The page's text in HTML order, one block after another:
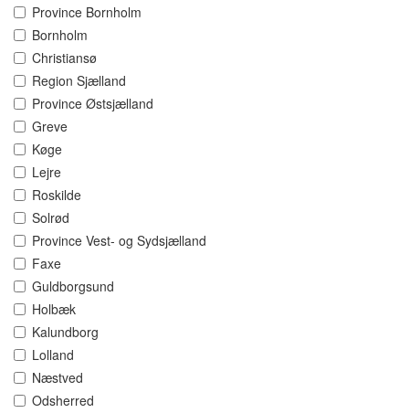
Province Bornholm
Bornholm
Christiansø
Region Sjælland
Province Østsjælland
Greve
Køge
Lejre
Roskilde
Solrød
Province Vest- og Sydsjælland
Faxe
Guldborgsund
Holbæk
Kalundborg
Lolland
Næstved
Odsherred